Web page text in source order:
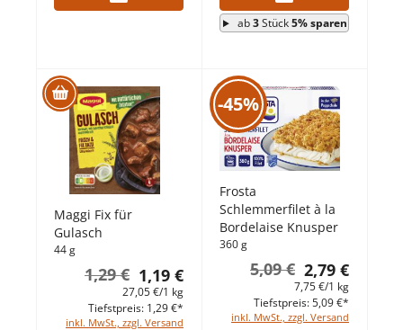
ab3Stück5% sparen
Maggi Fix für
Gulasch
44 g
1,19 €
1,29 €
27,05 €/1 kg
inkl. MwSt., zzgl. Versand
Tiefstpreis: 1,29 €*
-45%
Frosta
Schlemmerfilet à la
Bordelaise Knusper
360 g
2,79 €
5,09 €
7,75 €/1 kg
inkl. MwSt., zzgl. Versand
Tiefstpreis: 5,09 €*